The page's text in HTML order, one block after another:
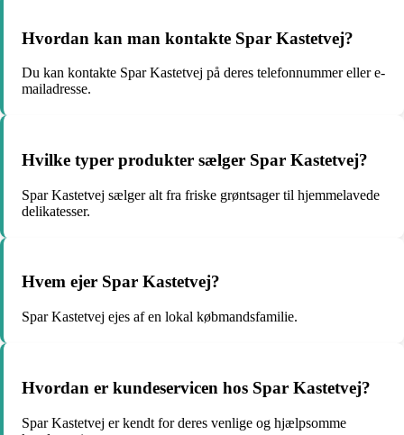
Hvordan kan man kontakte Spar Kastetvej?
Du kan kontakte Spar Kastetvej på deres telefonnummer eller e-
mailadresse.
Hvilke typer produkter sælger Spar Kastetvej?
Spar Kastetvej sælger alt fra friske grøntsager til hjemmelavede
delikatesser.
Hvem ejer Spar Kastetvej?
Spar Kastetvej ejes af en lokal købmandsfamilie.
Hvordan er kundeservicen hos Spar Kastetvej?
Spar Kastetvej er kendt for deres venlige og hjælpsomme